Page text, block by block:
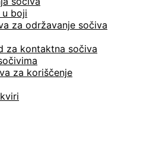
u boji
za održavanje sočiva
za kontaktna sočiva
za koriščenje